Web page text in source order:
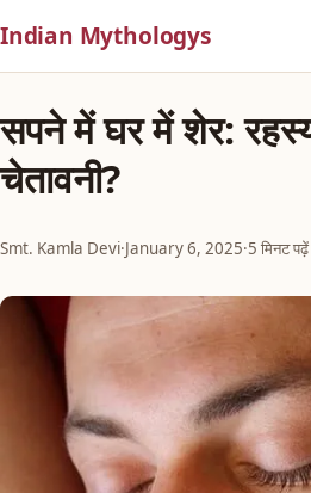
Indian Mythologys
सपने में घर में शेर:
चेतावनी?
Smt. Kamla Devi·January 6, 2025·5 मिनट पढ़ें